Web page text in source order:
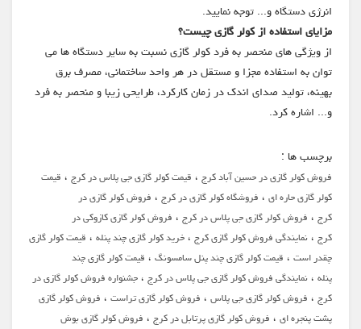
انرژی دستگاه و... توجه نمایید.
مزایای استفاده از کولر گازی چیست؟
از ویژگی های منحصر به فرد کولر گازی نسبت به سایر دستگاه ها می
توان به استفاده مجزا و مستقل در هر واحد ساختمانی، مصرف برق
بهینه، تولید صدای اندک در زمان کارکرد، طرایحی زیبا و منحصر به فرد
و... اشاره کرد.
برچسب ها :
فروش کولر گازی در حسین آباد کرج، قیمت کولر گازی جی پلاس در کرج، قیمت
کولر گازی حاره ای، فروشگاه کولر گازی در کرج، فروش کولر گازی در
کرج، فروش کولر گازی جی پلاس در کرج، فروش کولر گازی کازوکی در
کرج،نمایندگی فروش کولر گازی کرج،خرید کولر گازی چند پنله، قیمت کولر گازی
چقدر است، قیمت کولر گازی چند پنل سامسونگ، قیمت کولر گازی چند
پنله،نمایندگی فروش کولر گازی جی پلاس در کرج،جشنواره فروش کولر گازی در
کرج، فروش کولر گازی جی پلاس، فروش کولر گازی تراست، فروش کولر گازی
پشت پنجره ای، فروش کولر گازی پرتابل در کرج، فروش کولر گازی بوش